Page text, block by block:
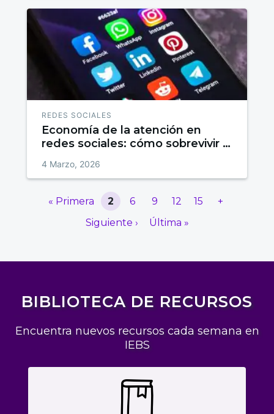
REDES SOCIALES
Economía de la atención en
redes sociales: cómo sobrevivir a
demasiado rápido
4 Marzo, 2026
« Primera 2 6 9 12 15
+
Siguiente ›
Última »
BIBLIOTECA DE RECURSOS
Encuentra nuevos recursos cada semana en
IEBS